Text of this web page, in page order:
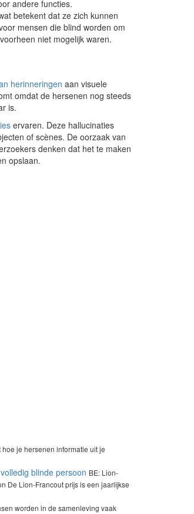
andere functies.
betekent dat ze zich kunnen
mensen die blind worden om
niet mogelijk waren.
herinneringen aan visuele
omdat de hersenen nog steeds
is.
ervaren. Deze hallucinaties
of scènes. De oorzaak van
denken dat het te maken
opslaan.
je hersenen informatie uit je
blinde persoon BE: Lion-
De Lion-Francout prijs is een jaarlijkse
worden in de samenleving vaak